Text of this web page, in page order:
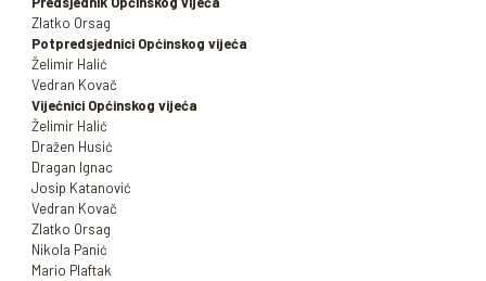
Zlatko Orsag
Potpredsjednici Općinskog vijeća
Želimir Halić
Vedran Kovač
Vijećnici Općinskog vijeća
Želimir Halić
Dražen Husić
Dragan Ignac
Josip Katanović
Vedran Kovač
Zlatko Orsag
Nikola Panić
Mario Plaftak